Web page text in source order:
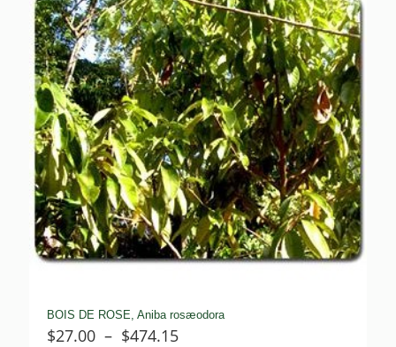
BOIS DE ROSE, Aniba rosæodora
$27.00 – $474.15Plage